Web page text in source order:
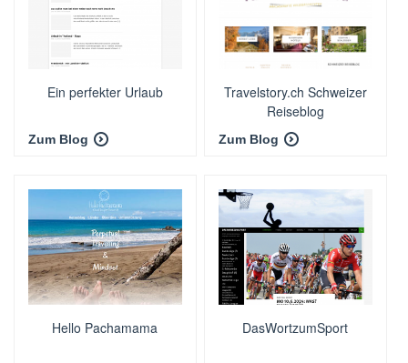
Ein perfekter Urlaub
Zum Blog
Travelstory.ch Schweizer
Reiseblog
Zum Blog
Hello Pachamama DasWortzumSport